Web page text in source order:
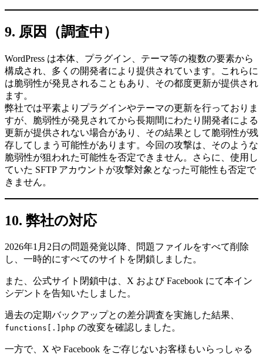
9. 原因（調査中）
WordPress は本体、プラグイン、テーマ等の複数の要素から
構成され、多くの開発者により提供されています。これらに
は脆弱性が発見されることもあり、その都度更新が提供され
ます。
弊社では平素よりプラグインやテーマの更新を行っておりま
すが、脆弱性が発見されてから長期間にわたり開発者による
更新が提供されない場合があり、その結果として脆弱性が残
存してしまう可能性があります。今回の攻撃は、そのような
脆弱性が狙われた可能性を否定できません。さらに、使用し
ていた SFTP アカウントが攻撃対象となった可能性も否定で
きません。
10. 弊社の対応
2026年1月2日の問題発覚以降、問題ファイルをすべて削除
し、一時的にすべてのサイトを閉鎖しました。
また、公式サイト閉鎖中は、X および Facebook にて本イン
シデントを告知いたしました。
過去の定期バックアップとの差分調査を実施した結果、
functions[.]php の改変を確認しました。
一方で、X や Facebook をご存じないお客様もいらっしゃる